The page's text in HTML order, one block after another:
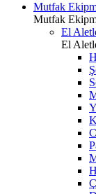
Mutfak
Mutfak
El
El